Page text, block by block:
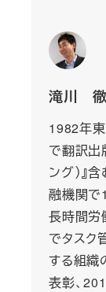
滝川 徹
1982年
で翻訳出
ング）』
融機関で
長時間労
でタスク
する組織
表彰、